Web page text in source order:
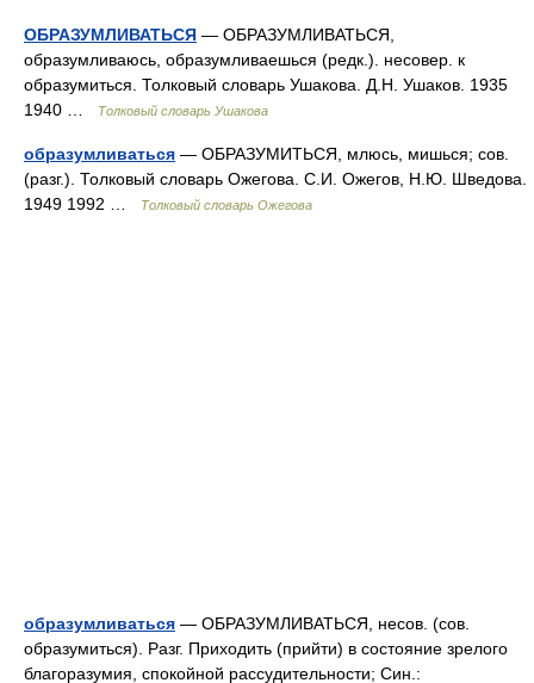
ОБРАЗУМЛИВАТЬСЯ — ОБРАЗУМЛИВАТЬСЯ,
образумливаюсь, образумливаешься (редк.). несовер. к
образумиться. Толковый словарь Ушакова. Д.Н. Ушаков. 1935
1940 …
Толковый словарь Ушакова
образумливаться — ОБРАЗУМИТЬСЯ, млюсь, мишься; сов.
(разг.). Толковый словарь Ожегова. С.И. Ожегов, Н.Ю. Шведова.
1949 1992 …
Толковый словарь Ожегова
образумливаться — ОБРАЗУМЛИВАТЬСЯ, несов. (сов.
образумиться). Разг. Приходить (прийти) в состояние зрелого
благоразумия, спокойной рассудительности; Син.: